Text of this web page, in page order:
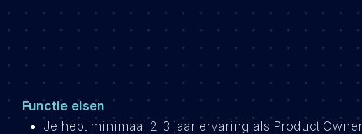
Functie eisen
Je hebt minimaal 2-3 jaar ervaring als Product